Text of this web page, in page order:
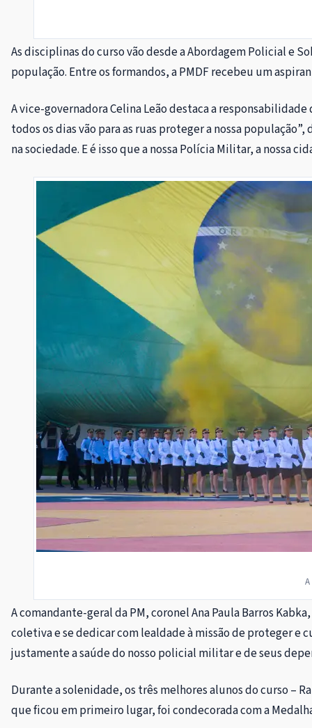
As disciplinas do curso vão desde a Abordagem Policial e
população. Entre os formandos, a PMDF recebeu um
A vice-governadora Celina Leão destaca a
todos os dias vão para as ruas proteger a nossa
na sociedade. E é isso que a nossa Polícia Militar, a nossa
A comandante-geral da PM, coronel Ana Paula Barros
coletiva e se dedicar com lealdade à missão de proteger e
justamente a saúde do nosso policial militar e de seus
Durante a solenidade, os três melhores alunos do curso –
que ficou em primeiro lugar, foi condecorada com a